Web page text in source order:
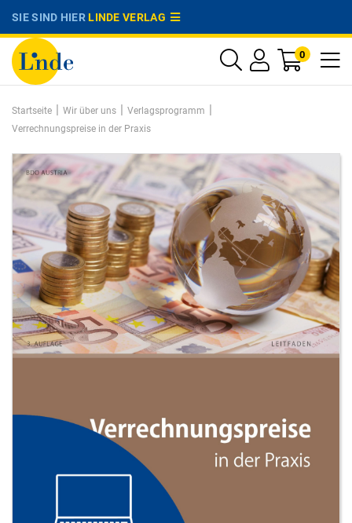
SIE SIND HIERLINDE VERLAG
0
Startseite | Wir über uns | Verlagsprogramm |
Verrechnungspreise in der Praxis